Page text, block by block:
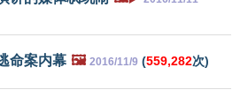
命案内幕 🖼️ 2016/11/9 (559,282次)